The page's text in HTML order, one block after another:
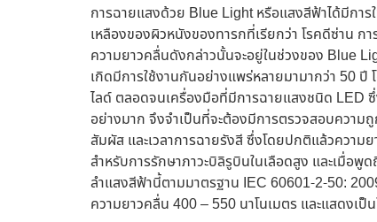
การฉายแสงด้วย Blue Light หรือแสงสีฟ้าได้มีการ
เหลืองของผิวหนังของทารกที่เรียกว่า โรคดีซ่าน
ความยาวคลื่นดังกล่าวนั้นจะอยู่ในช่วงของ Blue
เกิดมีการใช้งานกันอย่างแพร่หลายมามากว่า 50 ปี
ไลด์ ตลอดจนเครื่องมือที่มีการฉายแสงชนิด LED
อย่างมาก จึงจำเป็นที่จะต้องมีการตรวจสอบควา
สัมผัส และเวลาการฉายรังสี ซึ่งโดยปกติแล้วควา
สำหรับการรักษาภาวะบิลิรูบินในเลือดสูง และเมื่อ
ลำแสงสีฟ้านี้ตามมาตรฐาน IEC 60601-2-50:
ความยาวคลื่น 400 – 550 นาโนเมตร และแสดงเ